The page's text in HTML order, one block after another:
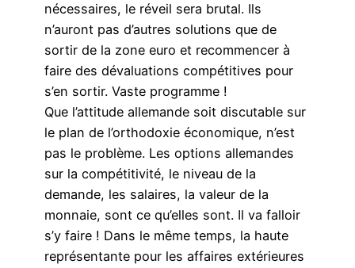
nécessaires, le réveil sera brutal. Ils
n’auront pas d’autres solutions que de
sortir de la zone euro et recommencer à
faire des dévaluations compétitives pour
s’en sortir. Vaste programme !
Que l’attitude allemande soit discutable sur
le plan de l’orthodoxie économique, n’est
pas le problème. Les options allemandes
sur la compétitivité, le niveau de la
demande, les salaires, la valeur de la
monnaie, sont ce qu’elles sont. Il va falloir
s’y faire ! Dans le même temps, la haute
représentante pour les affaires extérieures